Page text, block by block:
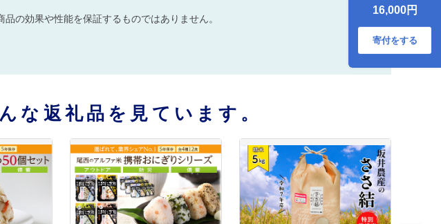
産 宮城県産 ブラン
ド米 送料無料｜
mb009-5kg-r7
16,000円
寄付をする
の効果や性能を保証するものではありません。
な返礼品を見ています。